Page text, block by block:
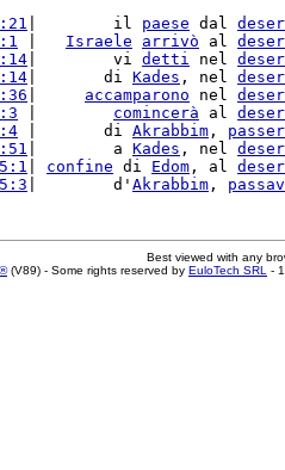
|        il paese dal
Israele arrivò al
|        vi detti nel
|       di Kades , nel
accamparono nel
comincerà al
|       di Akrabbim ,
|        a Kades , nel
confine di Edom , al
|        d' Akrabbim ,
Best viewed with any
(V89) - Some rights reserved by EuloTech SRL -